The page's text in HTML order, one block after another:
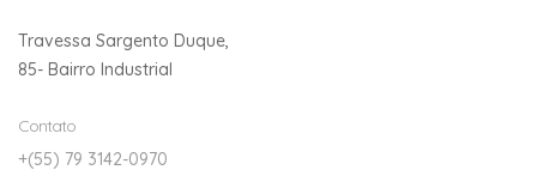
Travessa Sargento Duque,
85- Bairro Industrial
Contato
+(55) 79 3142-0970